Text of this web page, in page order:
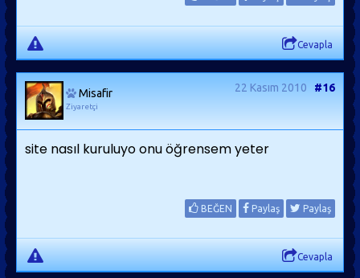
Cevapla
Misafir
Ziyaretçi
22 Kasım 2010 #16
site nasıl kuruluyo onu öğrensem yeter
BEĞEN Paylaş Paylaş
Cevapla